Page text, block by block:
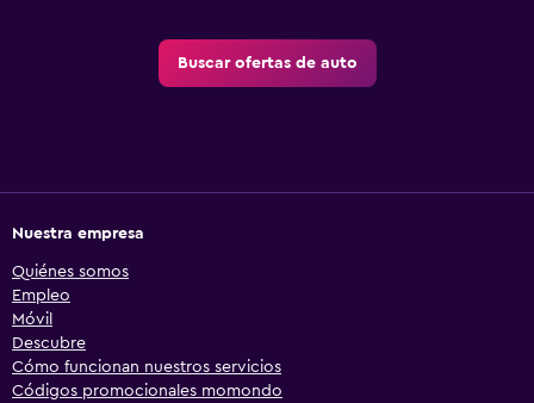
Buscar ofertas de auto
Nuestra empresa
Quiénes somos
Empleo
Móvil
Descubre
Cómo funcionan nuestros servicios
Códigos promocionales momondo